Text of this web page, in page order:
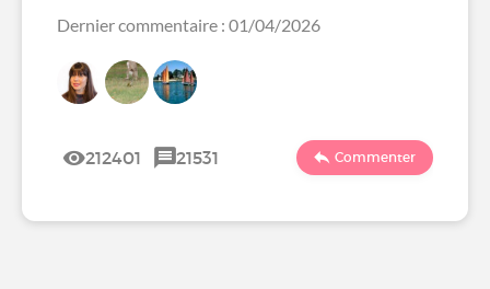
Dernier commentaire : 01/04/2026
212401 21531 Commenter